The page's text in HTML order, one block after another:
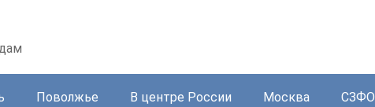
Поволжье В центре России Москва СЗФО